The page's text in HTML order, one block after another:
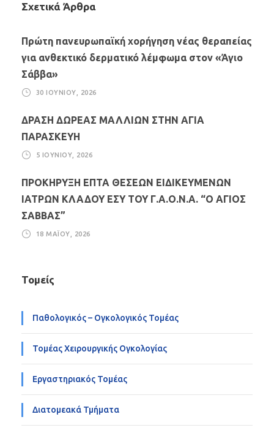
Σχετικά Άρθρα
Πρώτη πανευρωπαϊκή χορήγηση νέας θεραπείας
για ανθεκτικό δερματικό λέμφωμα στον «Άγιο
Σάββα»
30 ΙΟΥΝΊΟΥ, 2026
ΔΡΑΣΗ ΔΩΡΕΑΣ ΜΑΛΛΙΩΝ ΣΤΗΝ ΑΓΙΑ
ΠΑΡΑΣΚΕΥΗ
5 ΙΟΥΝΊΟΥ, 2026
ΠΡΟΚΗΡΥΞΗ ΕΠΤΑ ΘΕΣΕΩΝ ΕΙΔΙΚΕΥΜΕΝΩΝ
ΙΑΤΡΩΝ ΚΛΑΔΟΥ ΕΣΥ ΤΟΥ Γ.Α.Ο.Ν.Α. “Ο ΑΓΙΟΣ
ΣΑΒΒΑΣ”
18 ΜΑΪ́ΟΥ, 2026
Τομείς
Παθολογικός – Ογκολογικός Τομέας
Τομέας Χειρουργικής Ογκολογίας
Εργαστηριακός Τομέας
Διατομεακά Τμήματα